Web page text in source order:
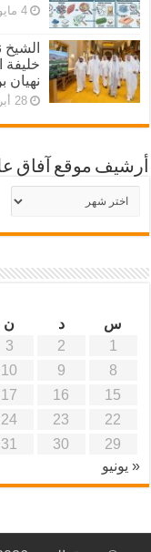
4 مايو، 2026
الشيخ
خليفة
نهيان
28 أبريل، 2026
أرشيف موقع آفاق
أرشيف
موقع
آفاق
س
د ن
1
2
3
8
9
10
15
16
17
22
23
24
29
30
31
« يونيو